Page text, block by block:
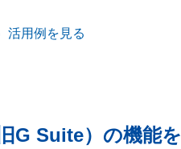
活用例を見る
G Suite）の機能を